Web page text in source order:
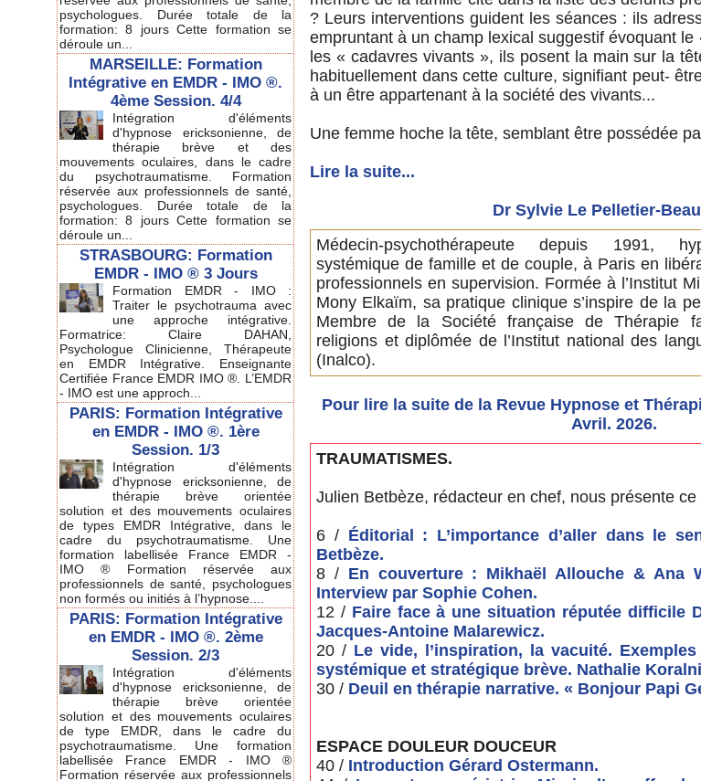
psychologues. Durée totale de la
formation: 8 jours Cette formation se
déroule un...
MARSEILLE: Formation
Intégrative en EMDR - IMO ®.
4ème Session. 4/4
Intégration d'éléments
d'hypnose ericksonienne, de
thérapie brève et des
mouvements oculaires, dans le cadre
du psychotraumatisme. Formation
réservée aux professionnels de santé,
psychologues. Durée totale de la
formation: 8 jours Cette formation se
déroule un...
STRASBOURG: Formation
EMDR - IMO ® 3 Jours
Formation EMDR - IMO :
Traiter le psychotrauma avec
une approche intégrative.
Formatrice: Claire DAHAN,
Psychologue Clinicienne, Thérapeute
en EMDR Intégrative. Enseignante
Certifiée France EMDR IMO ®. L’EMDR
- IMO est une approch...
PARIS: Formation Intégrative
en EMDR - IMO ®. 1ère
Session. 1/3
Intégration d'éléments
d'hypnose ericksonienne, de
thérapie brève orientée
solution et des mouvements oculaires
de types EMDR Intégrative, dans le
cadre du psychotraumatisme. Une
formation labellisée France EMDR -
IMO ® Formation réservée aux
professionnels de santé, psychologues
non formés ou initiés à l’hypnose....
PARIS: Formation Intégrative
en EMDR - IMO ®. 2ème
Session. 2/3
Intégration d'éléments
d'hypnose ericksonienne, de
thérapie brève orientée
solution et des mouvements oculaires
de type EMDR, dans le cadre du
psychotraumatisme. Une formation
labellisée France EMDR - IMO ®
Formation réservée aux professionnels
? Leurs interventions guident les séances : ils
empruntant à un champ lexical suggestif évoquant
les « cadavres vivants », ils posent la main sur la
habituellement dans cette culture, signifiant peut-
à un être appartenant à la société des vivants...
Une femme hoche la tête, semblant être possédée
Lire la suite...
Dr Sylvie Le Pelletier-
Médecin-psychothérapeute depuis 1991,
systémique de famille et de couple, à Paris en
professionnels en supervision. Formée à l’Institut
Mony Elkaïm, sa pratique clinique s’inspire de la
Membre de la Société française de Thérapie
religions et diplômée de l’Institut national des
(Inalco).
Pour lire la suite de la Revue Hypnose et
Avril. 2026.
TRAUMATISMES.
Julien Betbèze, rédacteur en chef, nous présente
6 / Éditorial : L’importance d’aller dans le
Betbèze.
8 / En couverture : Mikhaël Allouche & Ana
Interview par Sophie Cohen.
12 / Faire face à une situation réputée difficile
Jacques-Antoine Malarewicz.
20 / Le vide, l’inspiration, la vacuité.
systémique et stratégique brève. Nathalie
30 / Deuil en thérapie narrative. « Bonjour Papi
ESPACE DOULEUR DOUCEUR
40 / Introduction Gérard Ostermann.